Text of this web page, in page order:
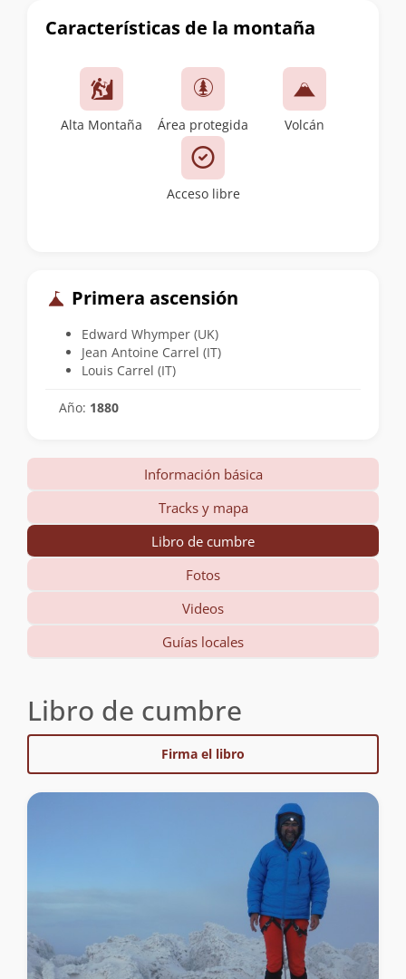
Características de la montaña
Alta Montaña Área protegida Volcán
Acceso libre
Primera ascensión
Edward Whymper (UK)
Jean Antoine Carrel (IT)
Louis Carrel (IT)
Año: 1880
Información básica
Tracks y mapa
Libro de cumbre
Fotos
Videos
Guías locales
Libro de cumbre
Firma el libro